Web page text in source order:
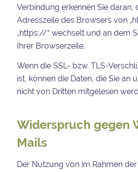
Verbindung erkennen Sie daran,
Adresszeile des Browsers von
„https://“ wechselt und an dem
Ihrer Browserzeile.
Wenn die SSL- bzw. TLS-
ist, können die Daten, die Sie an
nicht von Dritten mitgelesen
Widerspruch gegen
Mails
Der Nutzung von im Rahmen der